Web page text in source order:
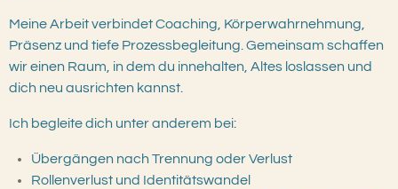
Meine Arbeit verbindet Coaching, Körperwahrnehmung,
Präsenz und tiefe Prozessbegleitung. Gemeinsam schaffen
wir einen Raum, in dem du innehalten, Altes loslassen und
dich neu ausrichten kannst.
Ich begleite dich unter anderem bei:
Übergängen nach Trennung oder Verlust
Rollenverlust und Identitätswandel